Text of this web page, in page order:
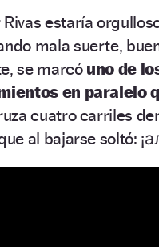
estaría
mala suerte,
se marcó uno de
en paralelo
cuatro carriles
al bajarse soltó: